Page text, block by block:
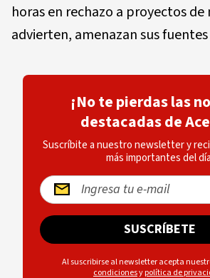
horas en rechazo a proyectos
advierten, amenazan sus
¡No te pierdas las
destacadas de
Suscríbite a nuestro newsletter y
más importantes del
SUSCRÍBETE
Al suscribirse al newsletter acepta
condicionesypolítica de